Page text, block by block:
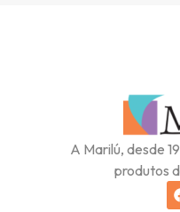
A Marilú, desde
produtos